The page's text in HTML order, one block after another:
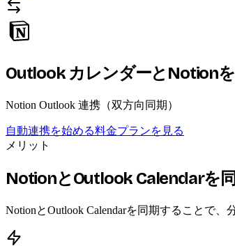
Outlook カレンダーとNotionを
Notion Outlook 連携（双方向同期）
自動連携を始める料金プランを見る
メリット
NotionとOutlook Calendarを
NotionとOutlook Calendarを同期することで